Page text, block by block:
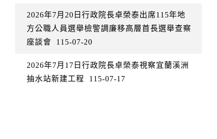
2026年7月20日行政院長卓榮泰出席115年地
方公職人員選舉檢警調廉移高層首長選舉查察
座談會
115-07-20
2026年7月17日行政院長卓榮泰視察宜蘭溪洲
抽水站新建工程
115-07-17